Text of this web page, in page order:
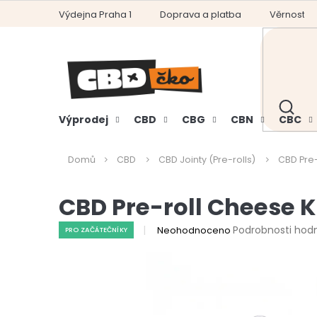
Výdejna Praha 1 Doprava a platba Věrnostní
HLEDAT
Výprodej CBD CBG CBN CBC
Domů CBD CBD Jointy (Pre-rolls) CBD
CBD Pre-roll Cheese
PRO ZAČÁTEČNÍKY
Průměrné
Neohodnoceno Podrobnosti